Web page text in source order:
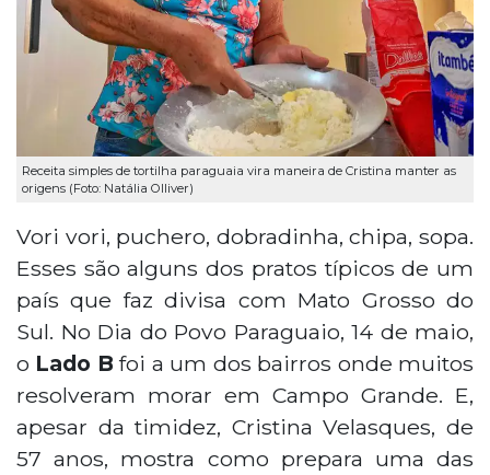
Receita simples de tortilha paraguaia vira maneira de Cristina manter as
origens (Foto: Natália Olliver)
Vori vori, puchero, dobradinha, chipa, sopa.
Esses são alguns dos pratos típicos de um
país que faz divisa com Mato Grosso do
Sul. No Dia do Povo Paraguaio, 14 de maio,
o Lado B foi a um dos bairros onde muitos
resolveram morar em Campo Grande. E,
apesar da timidez, Cristina Velasques, de
57 anos, mostra como prepara uma das